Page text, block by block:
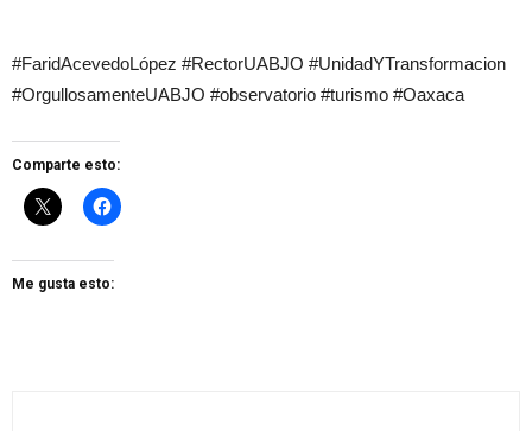
#FaridAcevedoLópez #RectorUABJO #UnidadYTransformacion
#OrgullosamenteUABJO #observatorio #turismo #Oaxaca
Comparte esto:
Me gusta esto: